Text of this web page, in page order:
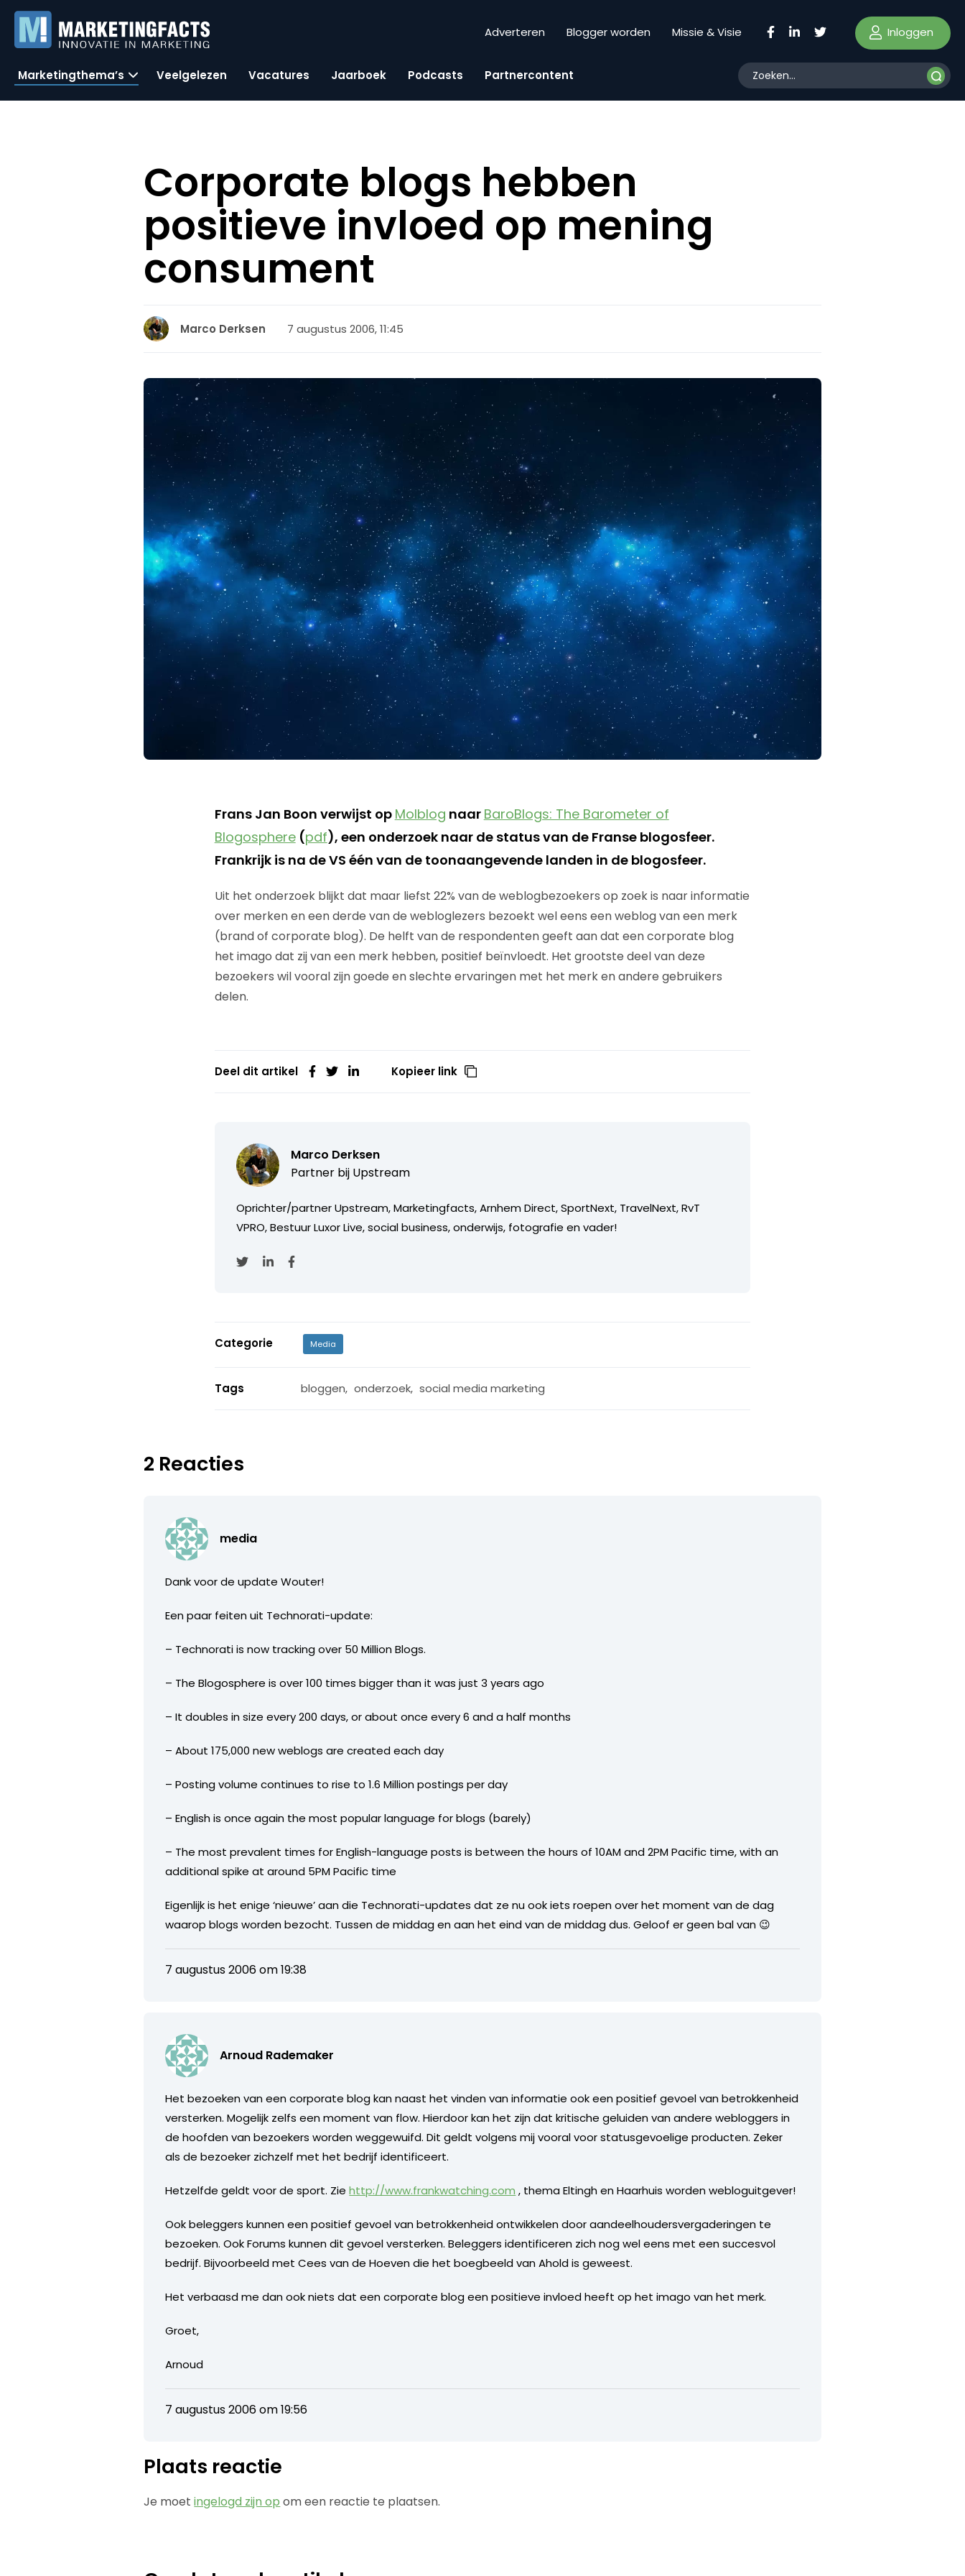
Adverteren Blogger worden Missie & Visie Inloggen
Marketingthema’s Veelgelezen Vacatures Jaarboek Podcasts Partnercontent
Corporate blogs hebben
positieve invloed op mening
consument
Marco Derksen 7 augustus 2006, 11:45
Frans Jan Boon verwijst op Molblog naar BaroBlogs: The Barometer of
Blogosphere(pdf), een onderzoek naar de status van de Franse blogosfeer.
Frankrijk is na de VS één van de toonaangevende landen in de blogosfeer.
Uit het onderzoek blijkt dat maar liefst 22% van de weblogbezoekers op zoek is naar informatie
over merken en een derde van de webloglezers bezoekt wel eens een weblog van een merk
(brand of corporate blog). De helft van de respondenten geeft aan dat een corporate blog
het imago dat zij van een merk hebben, positief beïnvloedt. Het grootste deel van deze
bezoekers wil vooral zijn goede en slechte ervaringen met het merk en andere gebruikers
delen.
Deel dit artikel Kopieer link
Marco Derksen
Partner bij Upstream
Oprichter/partner Upstream, Marketingfacts, Arnhem Direct, SportNext, TravelNext, RvT
VPRO, Bestuur Luxor Live, social business, onderwijs, fotografie en vader!
Categorie Media
Tags bloggen, onderzoek, social media marketing
2 Reacties
media
Dank voor de update Wouter!
Een paar feiten uit Technorati-update:
– Technorati is now tracking over 50 Million Blogs.
– The Blogosphere is over 100 times bigger than it was just 3 years ago
– It doubles in size every 200 days, or about once every 6 and a half months
– About 175,000 new weblogs are created each day
– Posting volume continues to rise to 1.6 Million postings per day
– English is once again the most popular language for blogs (barely)
– The most prevalent times for English-language posts is between the hours of 10AM and 2PM Pacific time, with an
additional spike at around 5PM Pacific time
Eigenlijk is het enige ‘nieuwe’ aan die Technorati-updates dat ze nu ook iets roepen over het moment van de dag
waarop blogs worden bezocht. Tussen de middag en aan het eind van de middag dus. Geloof er geen bal van 😉
7 augustus 2006 om 19:38
Arnoud Rademaker
Het bezoeken van een corporate blog kan naast het vinden van informatie ook een positief gevoel van betrokkenheid
versterken. Mogelijk zelfs een moment van flow. Hierdoor kan het zijn dat kritische geluiden van andere webloggers in
de hoofden van bezoekers worden weggewuifd. Dit geldt volgens mij vooral voor statusgevoelige producten. Zeker
als de bezoeker zichzelf met het bedrijf identificeert.
Hetzelfde geldt voor de sport. Ziehttp://www.frankwatching.com , thema Eltingh en Haarhuis worden webloguitgever!
Ook beleggers kunnen een positief gevoel van betrokkenheid ontwikkelen door aandeelhoudersvergaderingen te
bezoeken. Ook Forums kunnen dit gevoel versterken. Beleggers identificeren zich nog wel eens met een succesvol
bedrijf. Bijvoorbeeld met Cees van de Hoeven die het boegbeeld van Ahold is geweest.
Het verbaasd me dan ook niets dat een corporate blog een positieve invloed heeft op het imago van het merk.
Groet,
Arnoud
7 augustus 2006 om 19:56
Plaats reactie
Je moetingelogd zijn op om een reactie te plaatsen.